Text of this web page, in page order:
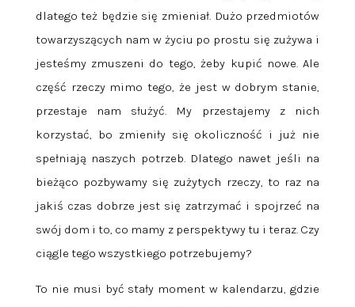
dlatego też będzie się zmieniał. Dużo przedmiotów
towarzyszących nam w życiu po prostu się zużywa i
jesteśmy zmuszeni do tego, żeby kupić nowe. Ale
część rzeczy mimo tego, że jest w dobrym stanie,
przestaje nam służyć. My przestajemy z nich
korzystać, bo zmieniły się okoliczność i już nie
spełniają naszych potrzeb. Dlatego nawet jeśli na
bieżąco pozbywamy się zużytych rzeczy, to raz na
jakiś czas dobrze jest się zatrzymać i spojrzeć na
swój dom i to, co mamy z perspektywy tu i teraz. Czy
ciągle tego wszystkiego potrzebujemy?
To nie musi być stały moment w kalendarzu, gdzie